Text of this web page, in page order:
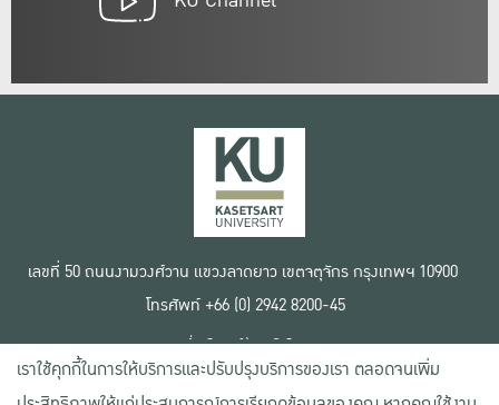
เลขที่ 50 ถนนงามวงศ์วาน แขวงลาดยาว เขตจตุจักร กรุงเทพฯ 10900
โทรศัพท์ +66 (0) 2942 8200-45
เงื่อนไขการใช้งานเว็บไซต์
ข้อตกลงด้านสิทธิ์ใช้งาน
นโยบายความเป็นส่วนตัว
เราใช้คุกกี้ในการให้บริการและปรับปรุงบริการของเรา ตลอดจนเพิ่ม